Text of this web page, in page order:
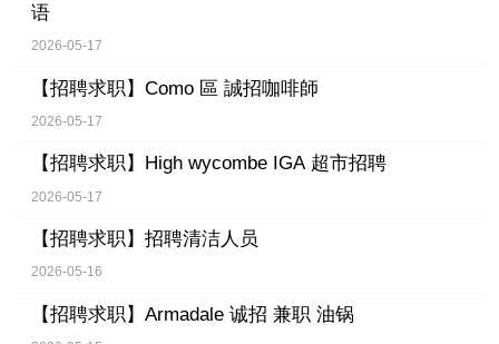
语
2026-05-17
【招聘求职】 Como 區 誠招咖啡師
2026-05-17
【招聘求职】 High wycombe IGA 超市招聘
2026-05-17
【招聘求职】 招聘清洁人员
2026-05-16
【招聘求职】 Armadale 诚招 兼职 油锅